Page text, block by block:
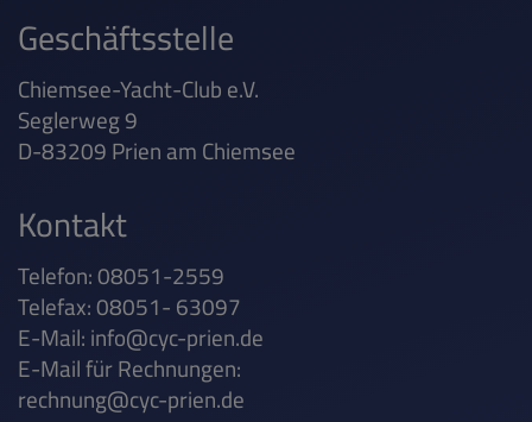
Geschäftsstelle
Chiemsee-Yacht-Club e.V.
Seglerweg 9
D-83209 Prien am Chiemsee
Kontakt
Telefon: 08051-2559
Telefax: 08051- 63097
E-Mail:info@cyc-prien.de
E-Mail für Rechnungen:
rechnung@cyc-prien.de